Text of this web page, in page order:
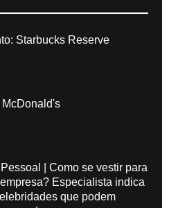
Starbucks Reserve
| Como se vestir para
Especialista indica
que podem